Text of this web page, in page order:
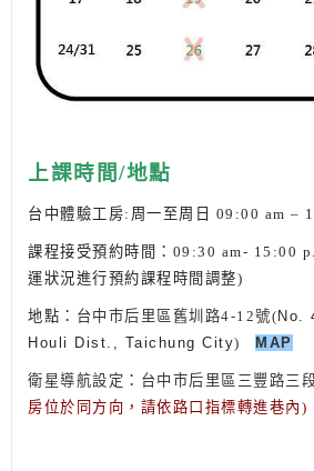
上課時間/地點
台中體驗工房: 周一至周日 09 :00 am –
課程接受預約時間 ： 09:30 am- 15:00
運狀況進行預約課程時間調整)
地點 ： 台中市后里區舊圳路4-12號( No.
Houli Dist., Taichung City) MAP
衛星導航設定 ： 台中市后里區三豐路三
房位於同方向，請依路口指標轉進巷內)